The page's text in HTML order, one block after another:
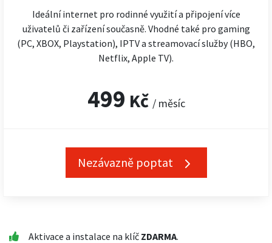
Ideální internet pro rodinné využití a připojení více
uživatelů či zařízení současně. Vhodné také pro gaming
(PC, XBOX, Playstation), IPTV a streamovací služby (HBO,
Netflix, Apple TV).
499 Kč / měsíc
Nezávazně poptat
Aktivace a instalace na klíč ZDARMA.